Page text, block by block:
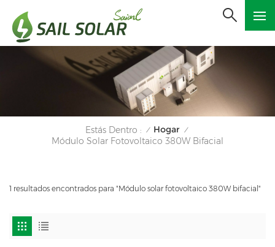
Estás Dentro : / Hogar /
Módulo Solar Fotovoltaico 380W Bifacial
1 resultados encontrados para "Módulo solar fotovoltaico 380W bifacial"